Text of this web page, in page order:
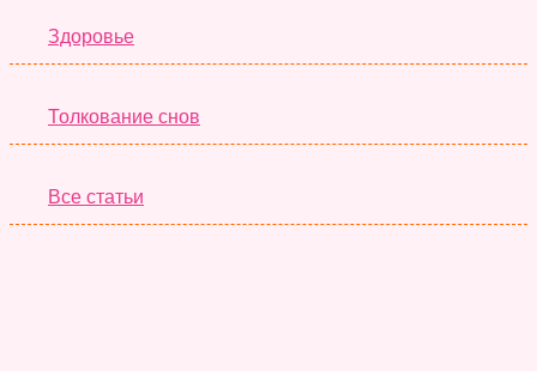
Здоровье
Толкование снов
Все статьи